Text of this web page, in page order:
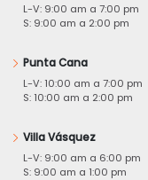
L-V: 9:00 am a 7:00 pm
S: 9:00 am a 2:00 pm
Punta Cana
L-V: 10:00 am a 7:00 pm
S: 10:00 am a 2:00 pm
Villa Vásquez
L-V: 9:00 am a 6:00 pm
S: 9:00 am a 1:00 pm